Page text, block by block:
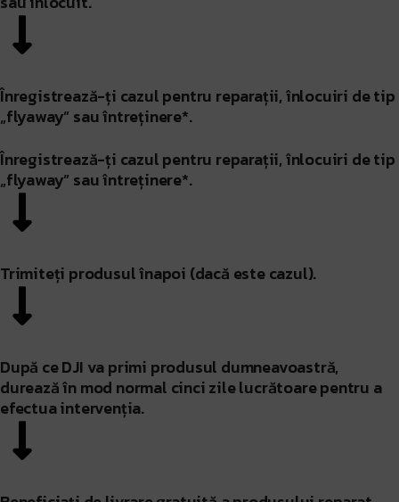
Înregistrează-ți cazul pentru reparații, înlocuiri de tip
„flyaway” sau întreținere*.
Înregistrează-ți cazul pentru reparații, înlocuiri de tip
„flyaway” sau întreținere*.
Trimiteți produsul înapoi (dacă este cazul).
După ce DJI va primi produsul dumneavoastră,
durează în mod normal cinci zile lucrătoare pentru a
efectua intervenția.